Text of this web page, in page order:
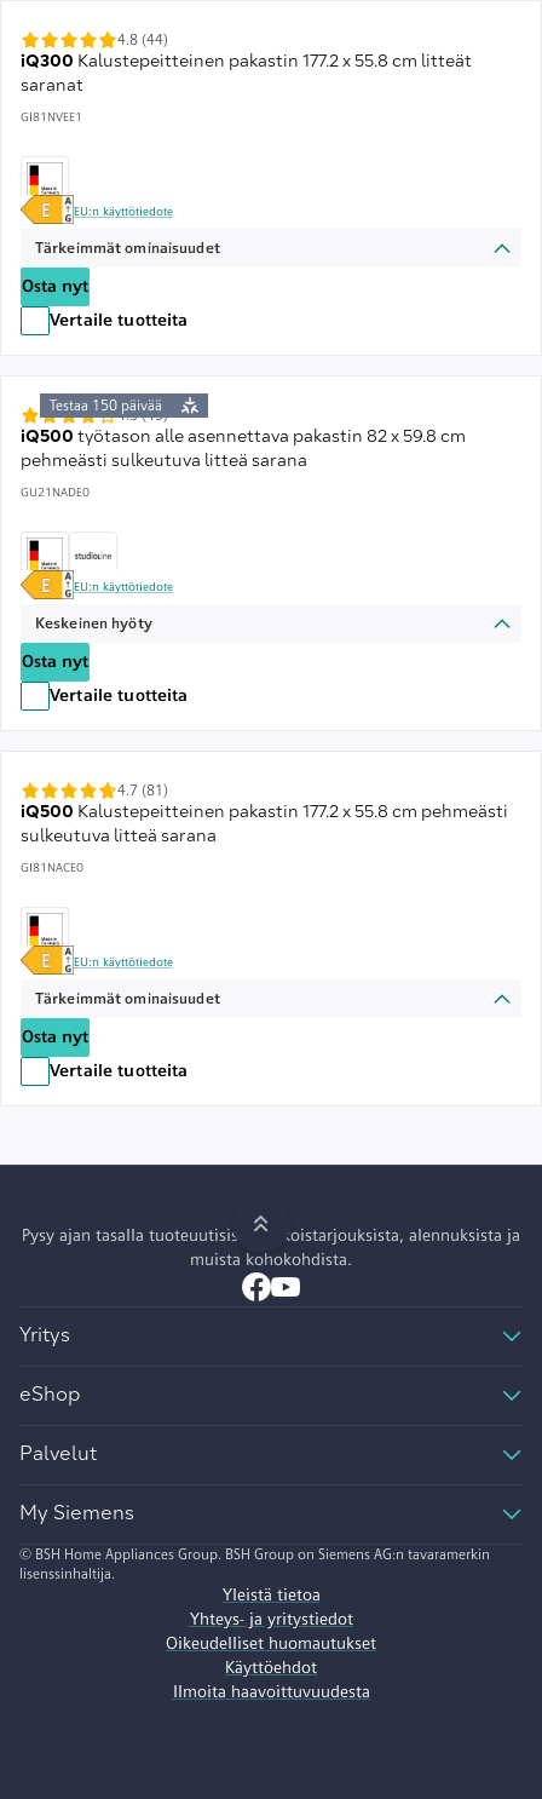
iQ300 Kalustepeitteinen pakastin 177.2 x 55.8 cm litteät
saranat
GI81NVEE1
4.8 (44)
EU:n käyttötiedote
Tärkeimmät ominaisuudet
Osta nyt
Vertaile tuotteita
iQ500 työtason alle asennettava pakastin 82 x 59.8 cm
pehmeästi sulkeutuva litteä sarana
GU21NADE0
4.3 (45)
Testaa 150 päivää
EU:n käyttötiedote
Keskeinen hyöty
Osta nyt
Vertaile tuotteita
iQ500 Kalustepeitteinen pakastin 177.2 x 55.8 cm pehmeästi
sulkeutuva litteä sarana
GI81NACE0
4.7 (81)
EU:n käyttötiedote
Tärkeimmät ominaisuudet
Osta nyt
Vertaile tuotteita
Pysy ajan tasalla tuoteuutisista, erikoistarjouksista, alennuksista ja
muista kohokohdista.
Yritys
eShop
Palvelut
My Siemens
© BSH Home Appliances Group. BSH Group on Siemens AG:n tavaramerkin
lisenssinhaltija.
Yleistä tietoa
Yhteys- ja yritystiedot
Oikeudelliset huomautukset
Käyttöehdot
Ilmoita haavoittuvuudesta